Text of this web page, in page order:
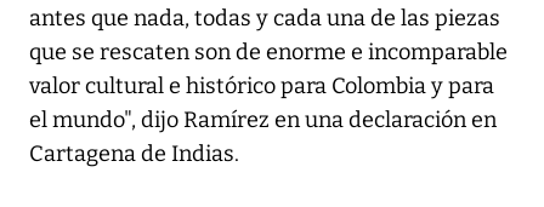
antes que nada, todas y cada una de las piezas
que se rescaten son de enorme e incomparable
valor cultural e histórico para Colombia y para
el mundo", dijo Ramírez en una declaración en
Cartagena de Indias.